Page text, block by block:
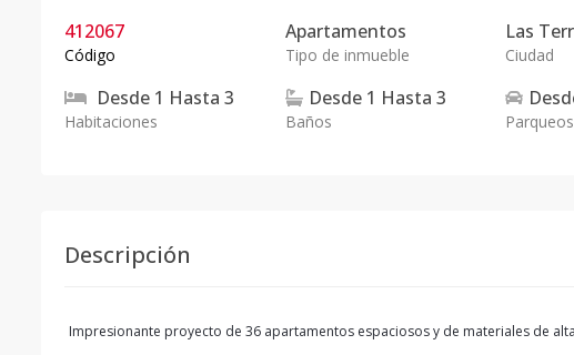
412067
Código
Apartamentos
Tipo de inmueble
Las
Ciudad
Desde 1 Hasta 3
Habitaciones
Desde 1 Hasta 3
Baños Parqueos
Descripción
Impresionante proyecto de 36 apartamentos espaciosos y de materiales de